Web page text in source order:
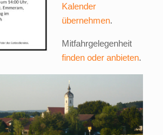
Kalender
übernehmen.
Mitfahrgelegenheit
finden oder anbieten.